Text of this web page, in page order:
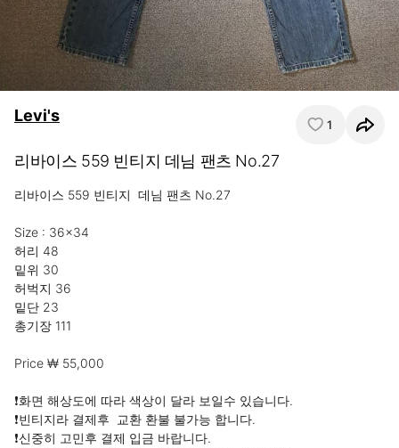
Levi's 1
리바이스 559 빈티지 데님 팬츠 No.27
리바이스 559 빈티지  데님 팬츠 No.27
Size : 36×34
허리 48
밑위 30
허벅지 36
밑단 23
총기장 111
Price ₩ 55,000
❗️화면 해상도에 따라 색상이 달라 보일수 있습니다.
❗️빈티지라 결제후  교환 환불 불가능 합니다.
❗️신중히 고민후 결제 입금 바랍니다.